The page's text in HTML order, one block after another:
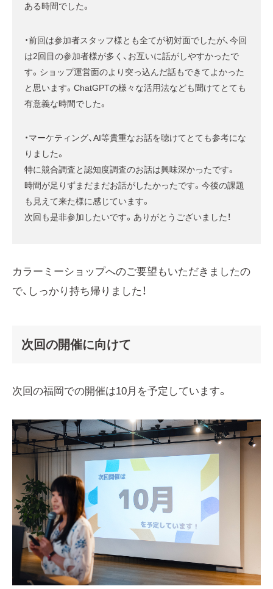
ある時間でした。
・前回は参加者スタッフ様とも全てが初対面でしたが、今回
は2回目の参加者様が多く、お互いに話がしやすかったで
す。ショップ運営面のより突っ込んだ話もできてよかった
と思います。ChatGPTの様々な活用法なども聞けてとても
有意義な時間でした。
・マーケティング、AI等貴重なお話を聴けてとても参考にな
りました。
特に競合調査と認知度調査のお話は興味深かったです。
時間が足りずまだまだお話がしたかったです。今後の課題
も見えて来た様に感じています。
次回も是非参加したいです。ありがとうございました！
カラーミーショップへのご要望もいただきましたの
で、しっかり持ち帰りました！
次回の開催に向けて
次回の福岡での開催は10月を予定しています。